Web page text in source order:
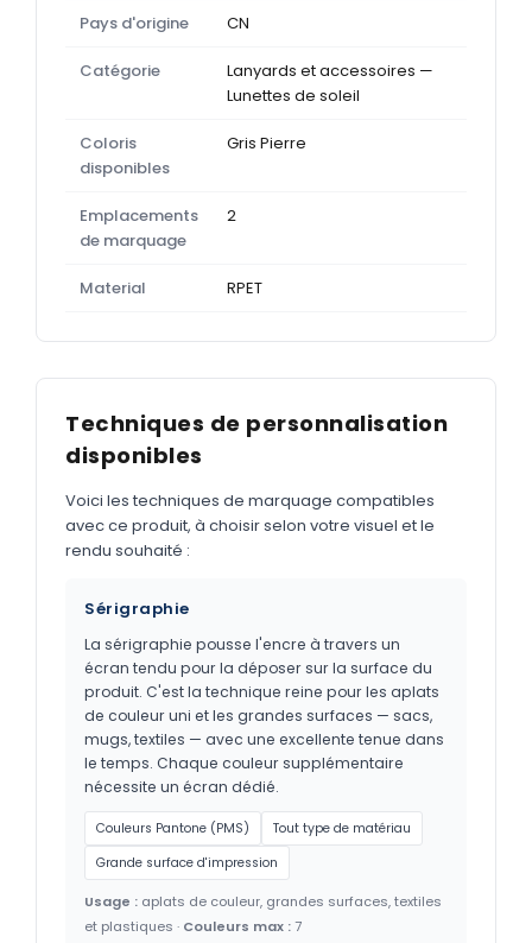
Pays d'origine CN
Catégorie
Lanyards et accessoires —
Lunettes de soleil
Coloris
disponibles
Gris Pierre
Emplacements
de marquage
2
Material RPET
Techniques de personnalisation
disponibles
Voici les techniques de marquage compatibles
avec ce produit, à choisir selon votre visuel et le
rendu souhaité :
Sérigraphie
La sérigraphie pousse l'encre à travers un
écran tendu pour la déposer sur la surface du
produit. C'est la technique reine pour les aplats
de couleur uni et les grandes surfaces — sacs,
mugs, textiles — avec une excellente tenue dans
le temps. Chaque couleur supplémentaire
nécessite un écran dédié.
Couleurs Pantone (PMS)
Tout type de matériau
Grande surface d'impression
Usage : aplats de couleur, grandes surfaces, textiles
et plastiques · Couleurs max :7